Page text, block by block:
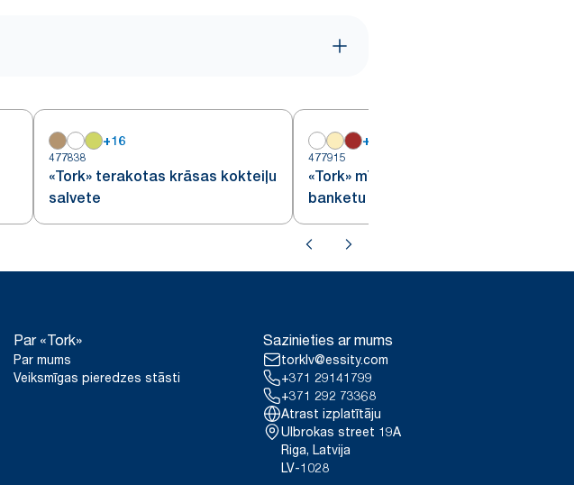
+16
477838
«Tork» terakotas krāsas kokteiļu
salvete
+
477915
«Tork» mīksta oranža
banketu salvete
Par «Tork»
Par mums
Veiksmīgas pieredzes stāsti
Sazinieties ar mums
torklv@essity.com
+371 29141799
+371 292 73368
Atrast izplatītāju
Ulbrokas street 19A
Riga, Latvija
LV-1028